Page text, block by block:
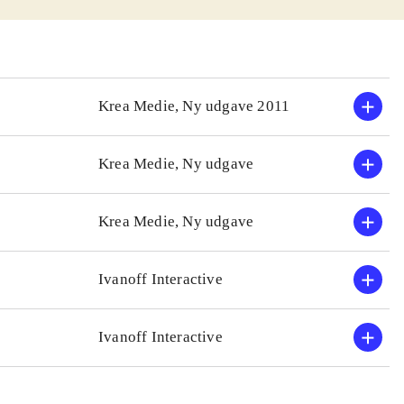
Brikkerne
bygge
I
og
tyndere
cd-romérne
Krea Medie, Ny udgave 2011
Krea Medie, Ny udgave
Krea Medie, Ny udgave
Ivanoff Interactive
Ivanoff Interactive